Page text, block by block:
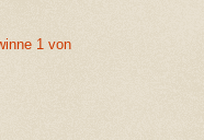
1 von